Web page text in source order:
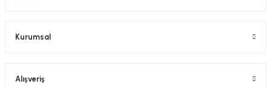
Kurumsal
Alışveriş